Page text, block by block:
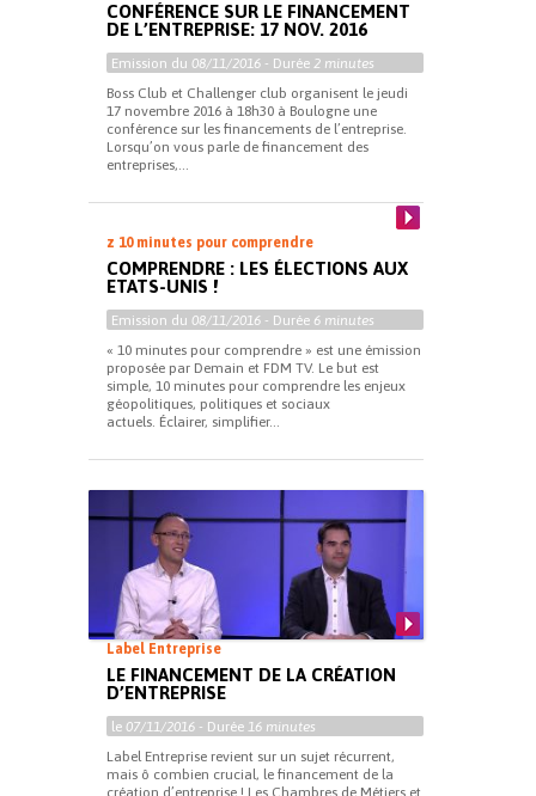
CONFÉRENCE SUR LE FINANCEMENT
DE L’ENTREPRISE: 17 NOV. 2016
Emission du 08/11/2016 - Durée 2 minutes
Boss Club et Challenger club organisent le jeudi
17 novembre 2016 à 18h30 à Boulogne une
conférence sur les financements de l’entreprise.
Lorsqu’on vous parle de financement des
entreprises,...
z 10 minutes pour comprendre
COMPRENDRE : LES ÉLECTIONS AUX
ETATS-UNIS !
Emission du 08/11/2016 - Durée 6 minutes
« 10 minutes pour comprendre » est une émission
proposée par Demain et FDM TV. Le but est
simple, 10 minutes pour comprendre les enjeux
géopolitiques, politiques et sociaux
actuels. Éclairer, simplifier...
Label Entreprise
LE FINANCEMENT DE LA CRÉATION
D’ENTREPRISE
le 07/11/2016 - Durée 16 minutes
Label Entreprise revient sur un sujet récurrent,
mais ô combien crucial, le financement de la
création d’entreprise ! Les Chambres de Métiers et